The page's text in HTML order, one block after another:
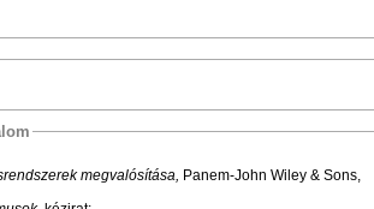
megvalósítása, Panem-John Wiley & Sons,